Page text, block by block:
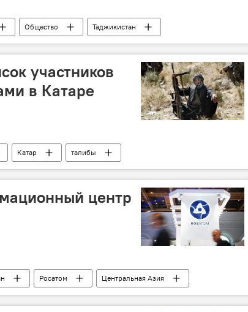
Общество Таджикистан
участников
в Катаре
Катар талибы
центр
Росатом
Центральная Азия